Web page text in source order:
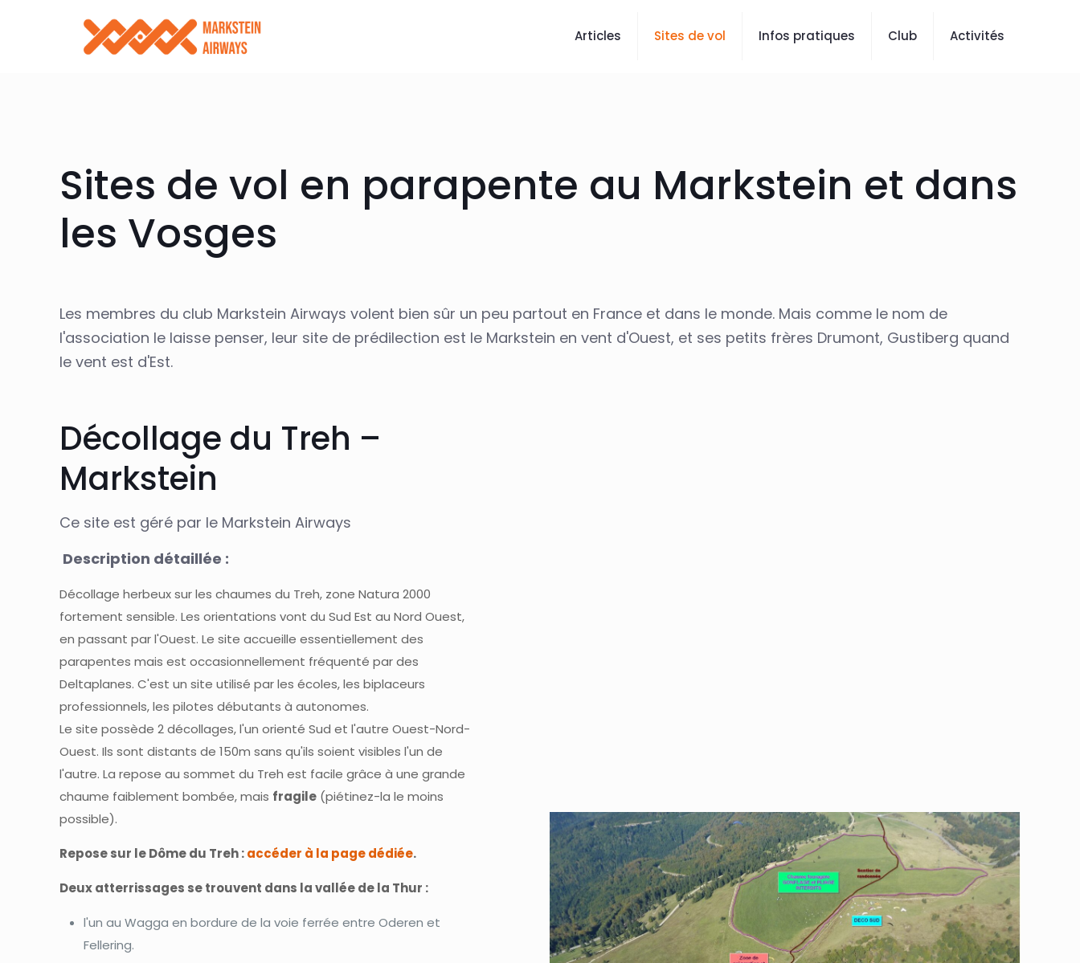
Articles Sites de vol Infos pratiques Club Activités
Sites de vol en parapente au Markstein et dans
les Vosges
Les membres du club Markstein Airways volent bien sûr un peu partout en France et dans le monde. Mais comme le nom de
l'association le laisse penser, leur site de prédilection est le Markstein en vent d'Ouest, et ses petits frères Drumont, Gustiberg quand
le vent est d'Est.
Décollage du Treh –
Markstein
Ce site est géré par le Markstein Airways
Description détaillée :
Décollage herbeux sur les chaumes du Treh, zone Natura 2000
fortement sensible. Les orientations vont du Sud Est au Nord Ouest,
en passant par l'Ouest. Le site accueille essentiellement des
parapentes mais est occasionnellement fréquenté par des
Deltaplanes. C'est un site utilisé par les écoles, les biplaceurs
professionnels, les pilotes débutants à autonomes.
Le site possède 2 décollages, l'un orienté Sud et l'autre Ouest-Nord-
Ouest. Ils sont distants de 150m sans qu'ils soient visibles l'un de
l'autre. La repose au sommet du Treh est facile grâce à une grande
chaume faiblement bombée, mais fragile (piétinez-la le moins
possible).
Repose sur le Dôme du Treh :accéder à la page dédiée.
Deux atterrissages se trouvent dans la vallée de la Thur :
l'un au Wagga en bordure de la voie ferrée entre Oderen et
Fellering.